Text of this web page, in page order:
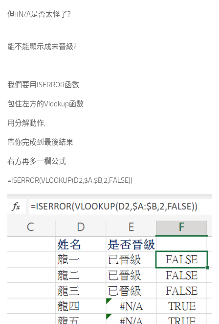
但#N/A是否太怪了?
能不能顯示成未晉級?
我們要用ISERROR函數
包住左方的Vlookup函數
用分解動作,
帶你完成到最後結果
右方再多一欄公式
=ISERROR(VLOOKUP(D2,$A:$B,2,FALSE))